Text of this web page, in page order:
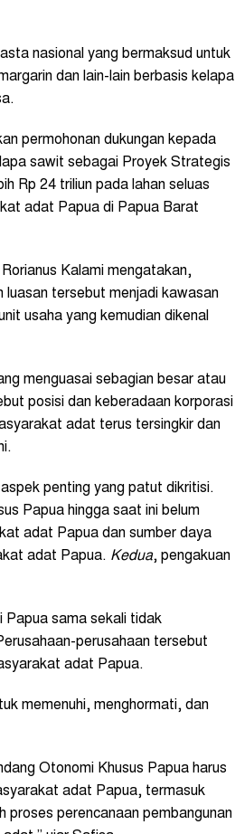
nasional yang bermaksud untuk
dan lain-lain berbasis kelapa
permohonan dukungan kepada
sawit sebagai Proyek Strategis
Rp 24 triliun pada lahan seluas
adat Papua di Papua Barat
Kalami mengatakan,
luasan tersebut menjadi kawasan
usaha yang kemudian dikenal
menguasai sebagian besar atau
posisi dan keberadaan korporasi
adat terus tersingkir dan
penting yang patut dikritisi.
Papua hingga saat ini belum
adat Papua dan sumber daya
adat Papua. Kedua, pengakuan
Papua sama sekali tidak
perusahaan tersebut
adat Papua.
memenuhi, menghormati, dan
Otonomi Khusus Papua harus
adat Papua, termasuk
proses perencanaan pembangunan